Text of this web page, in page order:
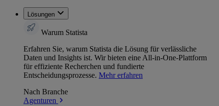
Lösungen
Warum Statista
Erfahren Sie, warum Statista die Lösung für verlässliche
Daten und Insights ist. Wir bieten eine All-in-One-Plattform
für effiziente Recherchen und fundierte
Entscheidungsprozesse. Mehr erfahren
Nach Branche
Agenturen